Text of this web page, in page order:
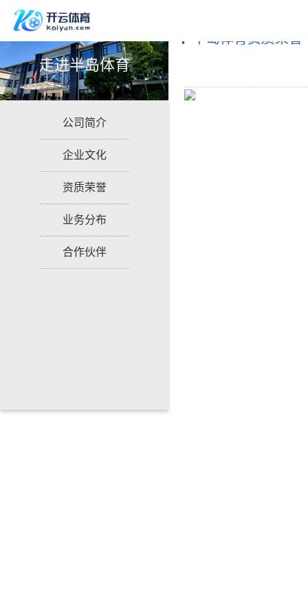
走进半岛体育
公司简介
企业文化
资质荣誉
业务分布
合作伙伴
半岛体育资质荣誉